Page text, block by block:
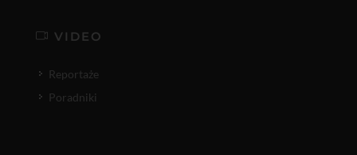
VIDEO
Reportaże
Poradniki